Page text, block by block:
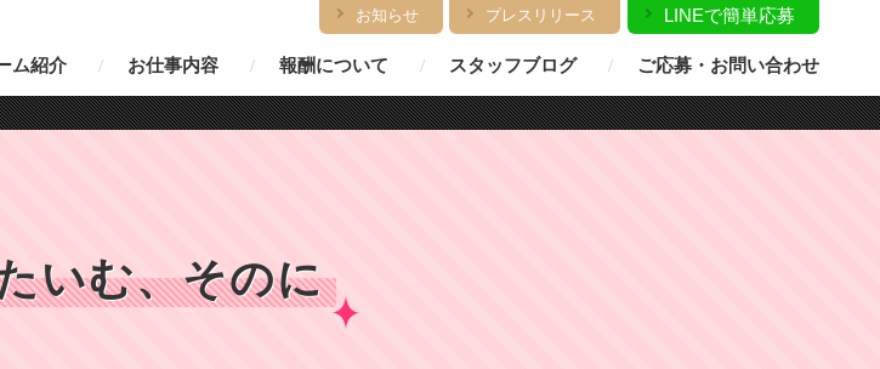
ム紹介 お仕事内容 報酬について スタッフブログ ご応募・お問い合わせ
お知らせ プレスリリース LINEで簡単応募
いむ、そのに